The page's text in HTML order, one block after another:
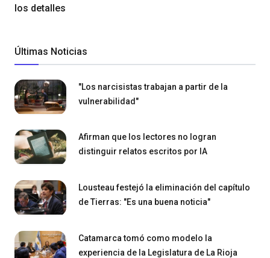
los detalles
Últimas Noticias
"Los narcisistas trabajan a partir de la
vulnerabilidad"
Afirman que los lectores no logran
distinguir relatos escritos por IA
Lousteau festejó la eliminación del capítulo
de Tierras: "Es una buena noticia"
Catamarca tomó como modelo la
experiencia de la Legislatura de La Rioja